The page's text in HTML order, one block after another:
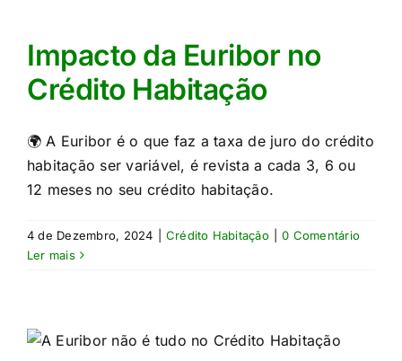
Impacto da Euribor no
Crédito Habitação
🌍 A Euribor é o que faz a taxa de juro do crédito
habitação ser variável, é revista a cada 3, 6 ou
12 meses no seu crédito habitação.
4 de Dezembro, 2024 Crédito Habitação
0 Comentário
Ler mais